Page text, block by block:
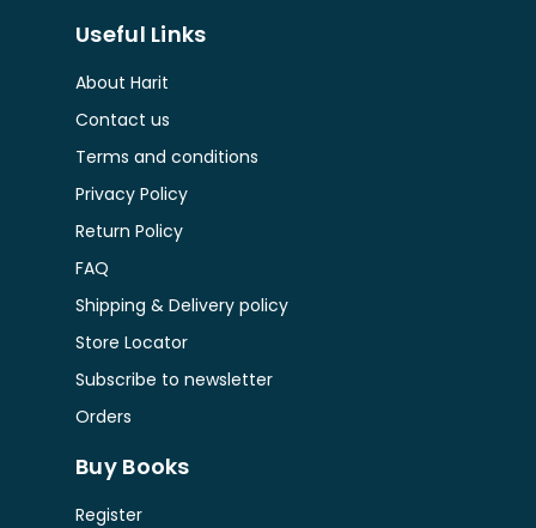
Useful Links
About Harit
Contact us
Terms and conditions
Privacy Policy
Return Policy
FAQ
Shipping & Delivery policy
Store Locator
Subscribe to newsletter
Orders
Buy Books
Register